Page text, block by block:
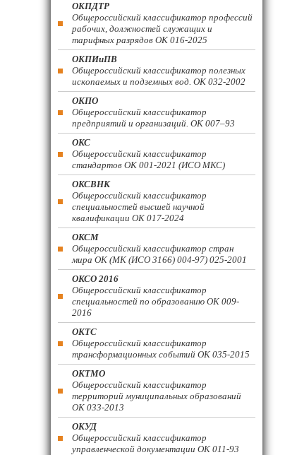
ОКПДТР
Общероссийский классификатор профессий
рабочих, должностей служащих и
тарифных разрядов ОК 016-2025
ОКПИиПВ
Общероссийский классификатор полезных
ископаемых и подземных вод. ОК 032-2002
ОКПО
Общероссийский классификатор
предприятий и организаций. ОК 007–93
ОКС
Общероссийский классификатор
стандартов ОК 001-2021 (ИСО МКС)
ОКСВНК
Общероссийский классификатор
специальностей высшей научной
квалификации ОК 017-2024
ОКСМ
Общероссийский классификатор стран
мира ОК (МК (ИСО 3166) 004-97) 025-2001
ОКСО 2016
Общероссийский классификатор
специальностей по образованию ОК 009-
2016
ОКТС
Общероссийский классификатор
трансформационных событий ОК 035-2015
ОКТМО
Общероссийский классификатор
территорий муниципальных образований
ОК 033-2013
ОКУД
Общероссийский классификатор
управленческой документации ОК 011-93